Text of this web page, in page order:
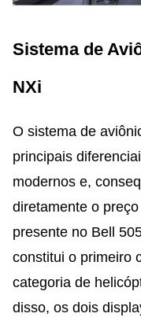
Sistema de
NXi
O sistema de
principais
modernos e,
diretamente o
presente no Bell
constitui o primeiro
categoria de
disso, os dois